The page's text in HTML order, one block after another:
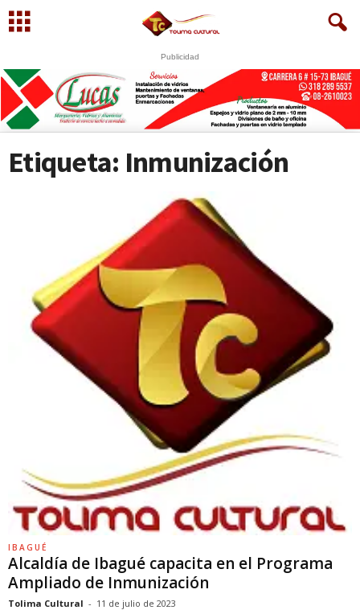
Publicidad
Etiqueta: Inmunización
IBAGUÉ
Alcaldía de Ibagué capacita en el Programa
Ampliado de Inmunización
Tolima Cultural - 11 de julio de 2023